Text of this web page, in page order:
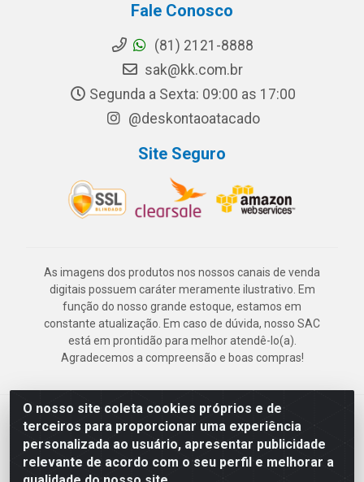
O nosso site coleta cookies próprios e de
terceiros para proporcionar uma experiência
personalizada ao usuário, apresentar publicidade
relevante de acordo com o seu perfil e melhorar a
Fale Conosco
(81) 2121-8888
sak@kk.com.br
Segunda a Sexta: 09:00 as 17:00
@deskontaoatacado
Site Seguro
As imagens dos produtos nos nossos canais de venda
digitais possuem caráter meramente ilustrativo. Em
função do nosso grande estoque, estamos em
constante atualização. Em caso de dúvida, nosso SAC
está em prontidão para melhor atendê-lo(a).
Agradecemos a compreensão e boas compras!
Deskontão Atacado - Av. Marechal Mascarenhas de Morais, 2471 -
Imbiribeira - Recife/PE - CEP 51.150-001 - CNPJ 24.150.377/0003-
57